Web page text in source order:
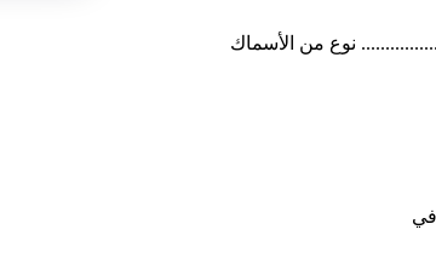
نوع من الأسماك
في